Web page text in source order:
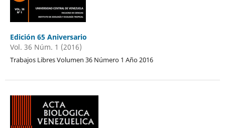
Edición 65 Aniversario
Vol. 36 Núm. 1 (2016)
Trabajos Libres Volumen 36 Número 1 Año 2016